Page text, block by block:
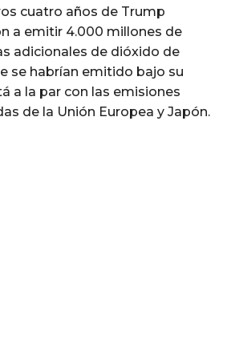
cuatro años de Trump
a emitir 4.000 millones de
adicionales de dióxido de
se habrían emitido bajo su
a la par con las emisiones
de la Unión Europea y Japón.